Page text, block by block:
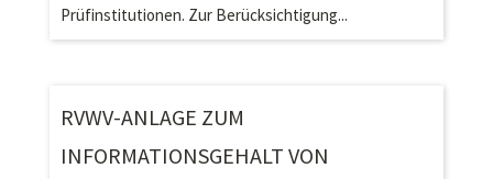
Prüfinstitutionen. Zur Berücksichtigung...
RVWV-ANLAGE ZUM
INFORMATIONSGEHALT VON